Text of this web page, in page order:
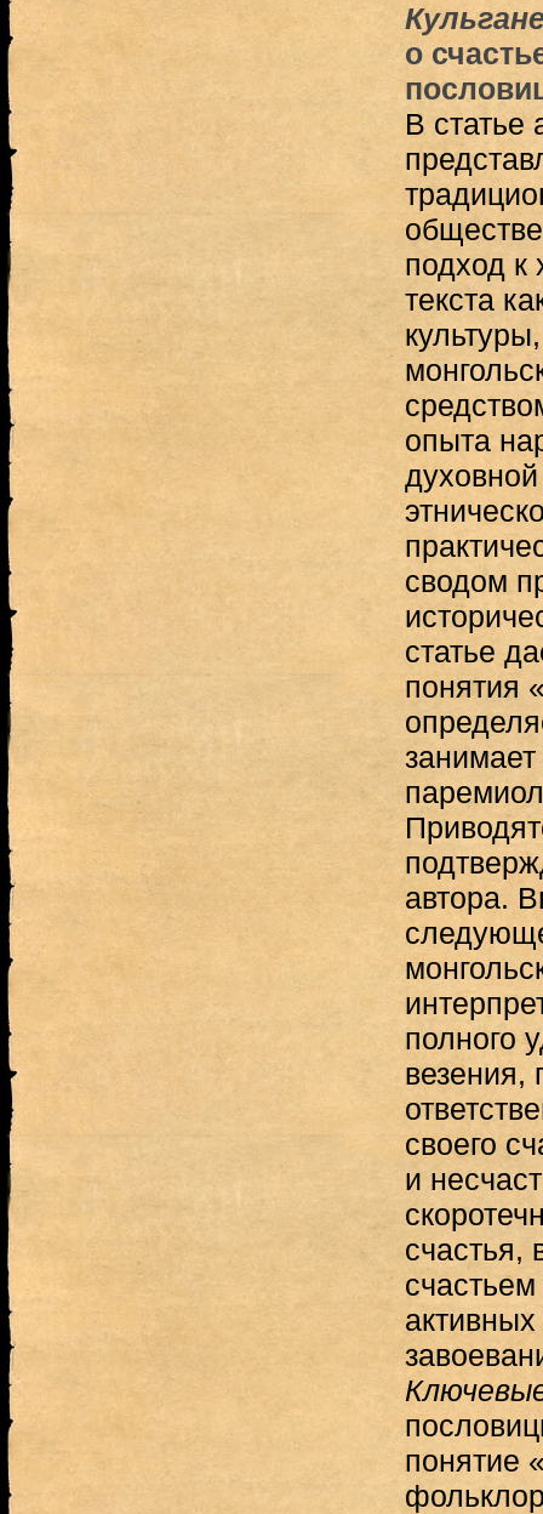
о
В статье
подход к
текста
опыта
сводом
статье
понятия
автора.
полного
везения,
своего
и
счастья,
понятие